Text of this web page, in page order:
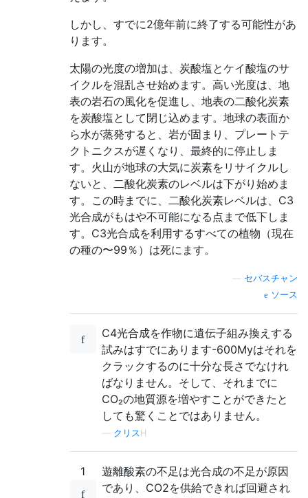
しかし、すでに2億年前に終了する可能性があ
ります。
太陽の光度の増加は、炭酸塩とケイ酸塩のサ
イクルを混乱させ始めます。高い光度は、地
表の岩石の風化を促進し、地表の二酸化炭素
を炭酸塩として閉じ込めます。地球の表面か
ら水が蒸発すると、岩が固まり、プレートテ
クトニクスが遅くなり、最終的に停止しま
す。火山が地球の大気に炭素をリサイクルし
ないと、二酸化炭素のレベルは下がり始めま
す。この時までに、二酸化炭素レベルは、C3
光合成がもはや不可能になる点まで低下しま
す。C3光合成を利用するすべての植物（現在
の種の〜99％）は死にます。
セバスチャン
ソース
C4光合成を作物に遺伝子組み換えする
試みはすでにあります-600Myはそれを
クラックするのに十分な長さでなけれ
ばなりません。そして、それまでに
CO₂の地質源を増やすことができたと
しても驚くことではありません。
クリスH
1
遊離酸素の不足は光合成の不足が原因
であり、CO2を供給できれば回避され